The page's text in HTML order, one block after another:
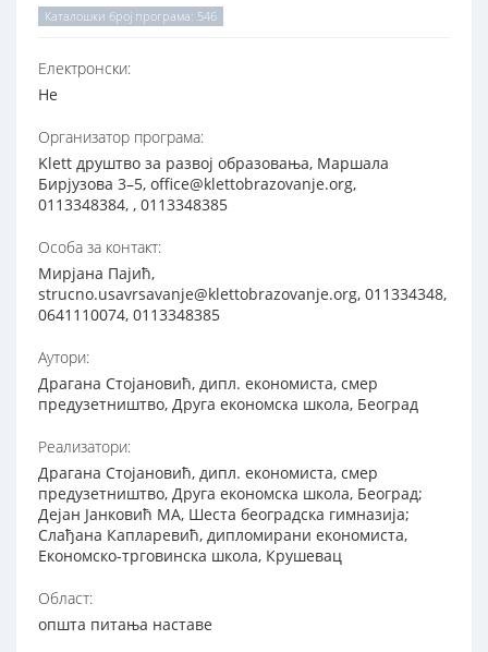
Каталошки број програма: 546
Електронски:
Не
Организатор програма:
Klett друштво за развој образовања, Маршала
Бирјузова 3–5, office@klettobrazovanje.org,
0113348384, , 0113348385
Особа за контакт:
Мирјана Пајић,
strucno.usavrsavanje@klettobrazovanje.org, 011334348,
0641110074, 0113348385
Аутори:
Драгана Стојановић, дипл. економиста, смер
предузетништво, Друга економска школа, Београд
Реализатори:
Драгана Стојановић, дипл. економиста, смер
предузетништво, Друга економска школа, Београд;
Дејан Јанковић МА, Шеста београдска гимназија;
Слађана Капларевић, дипломирани економиста,
Економско-трговинска школа, Крушевац
Област:
општа питања наставе